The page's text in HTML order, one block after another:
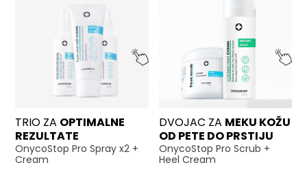
TRIO ZA OPTIMALNE
REZULTATE
OnycoStop Pro Spray x2 +
Cream
DVOJAC ZA MEKU KOŽU
OD PETE DO PRSTIJU
OnycoStop Pro Scrub +
Heel Cream